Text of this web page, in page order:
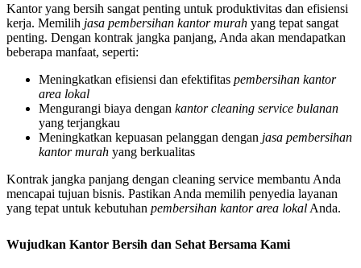
Kantor yang bersih sangat penting untuk produktivitas dan efisiensi
kerja. Memilih jasa pembersihan kantor murah yang tepat sangat
penting. Dengan kontrak jangka panjang, Anda akan mendapatkan
beberapa manfaat, seperti:
Meningkatkan efisiensi dan efektifitas pembersihan kantor
area lokal
Mengurangi biaya dengan kantor cleaning service bulanan
yang terjangkau
Meningkatkan kepuasan pelanggan dengan jasa pembersihan
kantor murah yang berkualitas
Kontrak jangka panjang dengan cleaning service membantu Anda
mencapai tujuan bisnis. Pastikan Anda memilih penyedia layanan
yang tepat untuk kebutuhan pembersihan kantor area lokal Anda.
Wujudkan Kantor Bersih dan Sehat Bersama Kami